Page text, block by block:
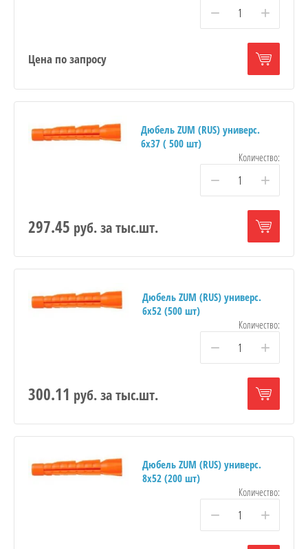
− +
Цена по запросу
Дюбель ZUM (RUS) универс.
6х37 ( 500 шт)
Количество:
− +
297.45 руб.за тыс.шт.
Дюбель ZUM (RUS) универс.
6х52 (500 шт)
Количество:
− +
300.11 руб.за тыс.шт.
Дюбель ZUM (RUS) универс.
8х52 (200 шт)
Количество:
− +